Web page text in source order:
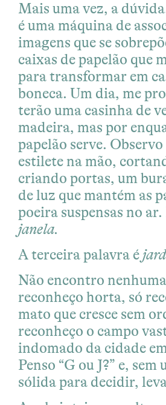
Mais uma vez, a
é uma máquina de
imagens que se
caixas de papelão que
para transformar em
boneca. Um dia, me
terão uma casinha de
madeira, mas por
papelão serve.
estilete na mão,
criando portas, um
de luz que mantém as
poeira suspensas no
janela.
A terceira palavra é
Não encontro
reconheço horta, só
mato que cresce sem
reconheço o campo
indomado da cidade
Penso “G ou J?” e, sem
sólida para decidir,